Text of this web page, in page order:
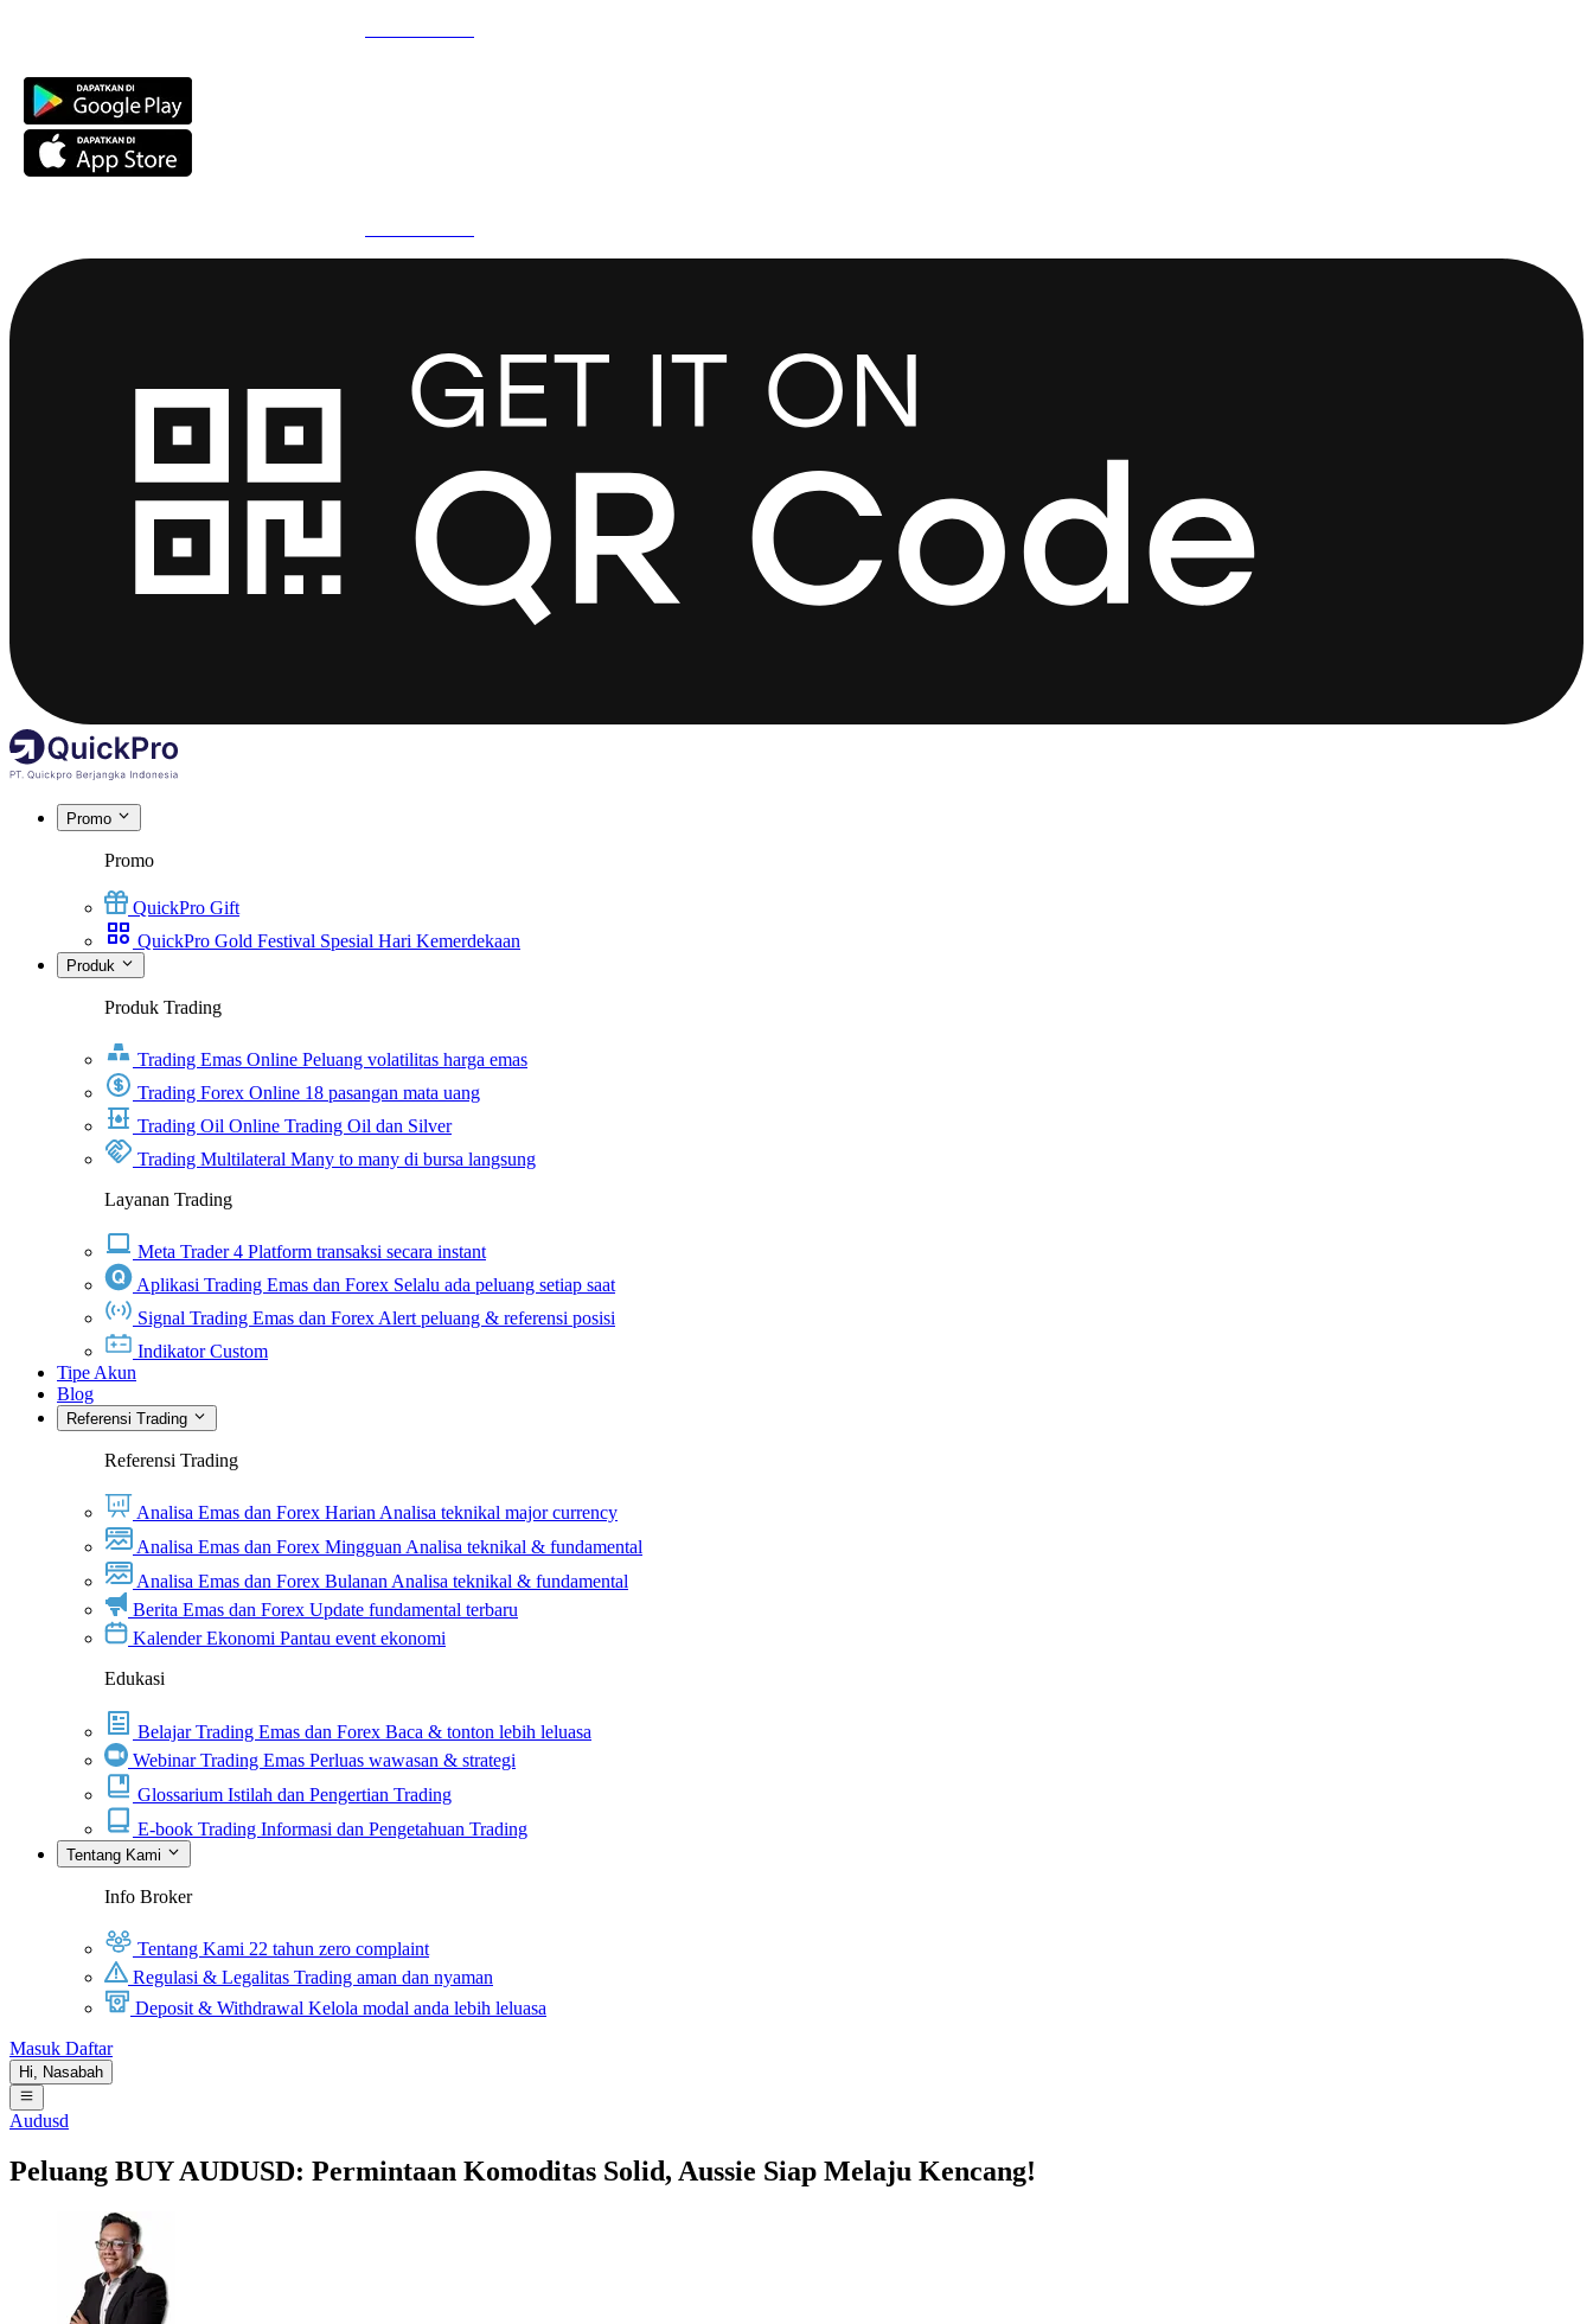
Promo
Promo
QuickPro Gift
QuickPro Gold Festival Spesial Hari Kemerdekaan
Produk
Produk Trading
Trading Emas Online Peluang volatilitas harga emas
Trading Forex Online 18 pasangan mata uang
Trading Oil Online Trading Oil dan Silver
Trading Multilateral Many to many di bursa langsung
Layanan Trading
Meta Trader 4 Platform transaksi secara instant
Aplikasi Trading Emas dan Forex Selalu ada peluang setiap saat
Signal Trading Emas dan Forex Alert peluang & referensi posisi
Indikator Custom
Tipe Akun
Blog
Referensi Trading
Referensi Trading
Analisa Emas dan Forex HarianAnalisa teknikal major currency
Analisa Emas dan Forex MingguanAnalisa teknikal & fundamental
Analisa Emas dan Forex BulananAnalisa teknikal & fundamental
Berita Emas dan Forex Update fundamental terbaru
Kalender Ekonomi Pantau event ekonomi
Edukasi
Belajar Trading Emas dan Forex Baca & tonton lebih leluasa
Webinar Trading Emas Perluas wawasan & strategi
Glossarium Istilah dan Pengertian Trading
E-book Trading Informasi dan Pengetahuan Trading
Tentang Kami
Info Broker
Tentang Kami 22 tahun zero complaint
Regulasi & Legalitas Trading aman dan nyaman
Deposit & Withdrawal Kelola modal anda lebih leluasa
Masuk Daftar
Hi, Nasabah
Audusd
Peluang BUY AUDUSD: Permintaan Komoditas Solid, Aussie Siap Melaju Kencang!